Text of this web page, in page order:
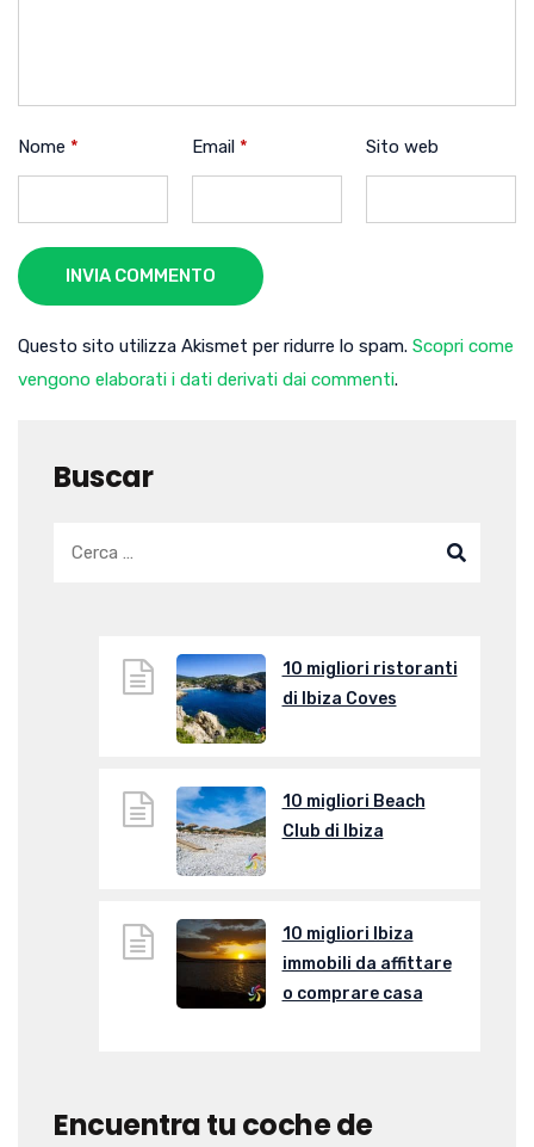
Nome * Email * Sito web
INVIA COMMENTO
Questo sito utilizza Akismet per ridurre lo spam. Scopri come
vengono elaborati i dati derivati dai commenti.
Buscar
10 migliori ristoranti
di Ibiza Coves
10 migliori Beach
Club di Ibiza
10 migliori Ibiza
immobili da affittare
o comprare casa
Encuentra tu coche de